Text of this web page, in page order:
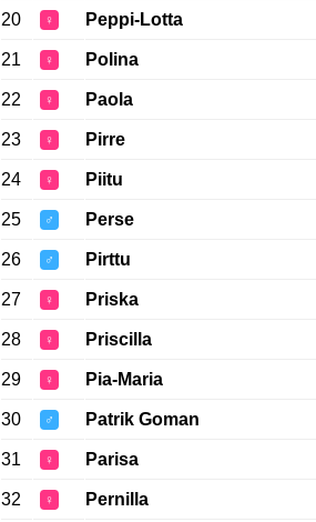
20 ♀ Peppi-Lotta
21 ♀ Polina
22 ♀ Paola
23 ♀ Pirre
24 ♀ Piitu
25 ♂ Perse
26 ♂ Pirttu
27 ♀ Priska
28 ♀ Priscilla
29 ♀ Pia-Maria
30 ♂ Patrik Goman
31 ♀ Parisa
32 ♀ Pernilla